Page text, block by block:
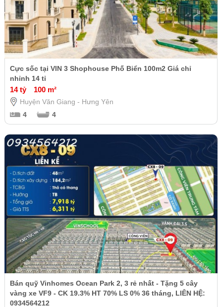
Cực sốc tại VIN 3 Shophouse Phố Biển 100m2 Giá chỉ
nhỉnh 14 tỉ
14 tỷ 100 m²
Huyện Văn Giang - Hưng Yên
4
4
Bán quỹ Vinhomes Ocean Park 2, 3 rẻ nhất - Tặng 5 cây
vàng xe VF9 - CK 19.3% HT 70% LS 0% 36 tháng, LIÊN HỆ:
0934564212